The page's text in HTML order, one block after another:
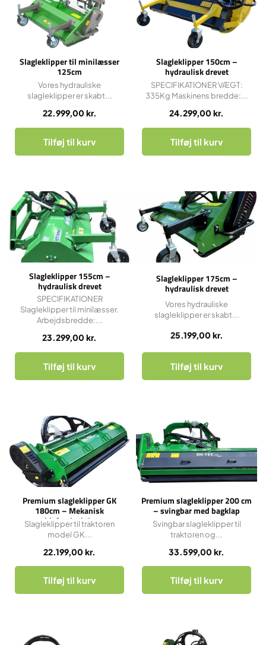
Slagleklipper til minilæsser
125cm
22.999,00 kr.
Vores hydrauliske
slagleklipper er skabt...
Tilføj til kurv
Slagleklipper 150cm –
hydraulisk drevet
24.299,00 kr.
SPECIFIKATIONER VÆGT:
335Kg Maskinens bredde:...
Tilføj til kurv
Slagleklipper 155cm –
hydraulisk drevet
23.299,00 kr.
SPECIFIKATIONER
Slagleklipper til minilæsser.
Arbejdsbredde:...
Tilføj til kurv
Slagleklipper 175cm –
hydraulisk drevet
25.199,00 kr.
Vores hydrauliske
slagleklipper er skabt...
Tilføj til kurv
Premium slagleklipper GK
180cm – Mekanisk
sideforskydning
22.199,00 kr.
Slagleklipper til traktoren
model GK...
Tilføj til kurv
Premium slagleklipper 200 cm
– svingbar med bagklap
33.599,00 kr.
Svingbar slagleklipper til
traktoren og...
Tilføj til kurv